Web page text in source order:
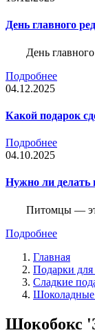
День главного
День
Подробнее
04.12.2025
Какой подарок
Подробнее
04.10.2025
Нужно ли делать
Питомцы —
Подробнее
Главная
Подарки
Сладкие
Шоколадные
Шокобокс